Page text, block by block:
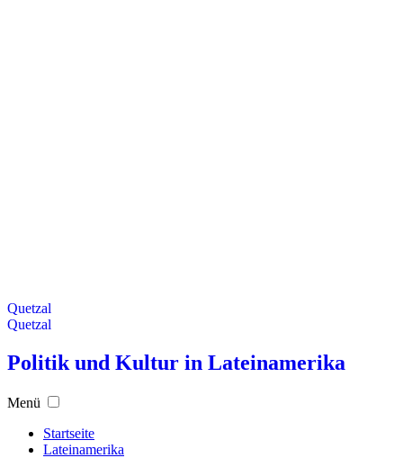
Quetzal
Quetzal
Politik und Kultur in Lateinamerika
Menü
Startseite
Lateinamerika